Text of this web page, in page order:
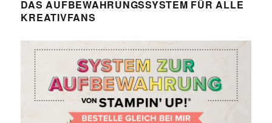
DAS AUFBEWAHRUNGSSYSTEM FÜR ALLE
KREATIVFANS